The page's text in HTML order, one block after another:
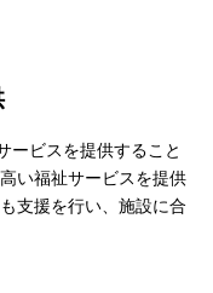
ービスを提供すること
い福祉サービスを提供
支援を行い、施設に合